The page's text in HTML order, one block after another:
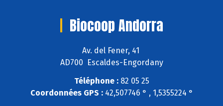
Biocoop Andorra
Av. del Fener, 41
AD700 Escaldes-Engordany
Téléphone :82 05 25
Coordonnées GPS :42,507746 ° , 1,5355224 °